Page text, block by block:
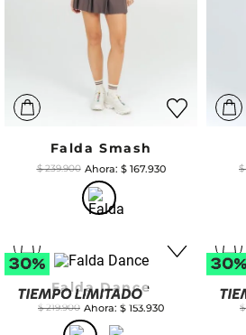
Falda Smash
$ 239.900 $ 167.930 $
Falda Dance
$ 219.900 $ 153.930 $